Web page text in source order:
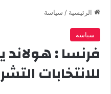
الرئيسية / سياسة
سياسة
فرنسا :
للانتخابات